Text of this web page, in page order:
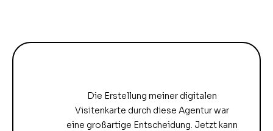
Die Erstellung meiner digitalen
Visitenkarte durch diese Agentur war
eine großartige Entscheidung. Jetzt kann